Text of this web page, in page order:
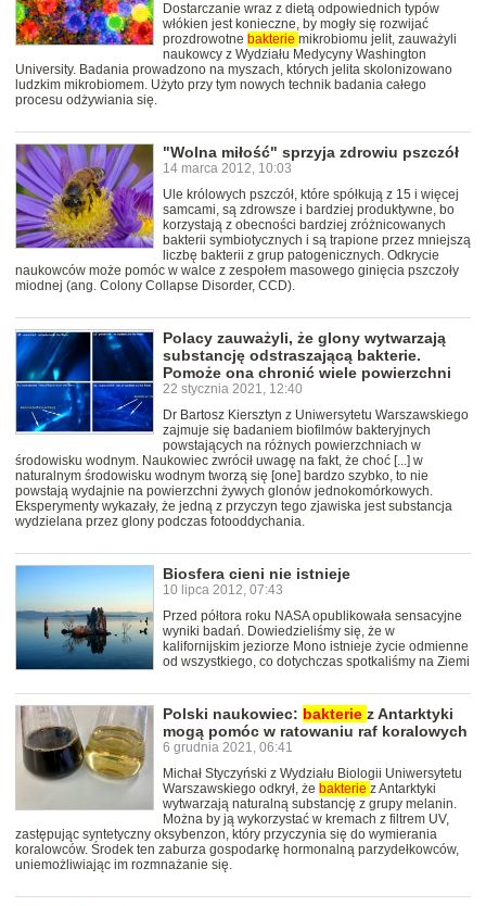
Dostarczanie wraz z dietą odpowiednich typów
włókien jest konieczne, by mogły się rozwijać
prozdrowotne bakterie mikrobiomu jelit, zauważyli
naukowcy z Wydziału Medycyny Washington
University. Badania prowadzono na myszach, których jelita skolonizowano
ludzkim mikrobiomem. Użyto przy tym nowych technik badania całego
procesu odżywiania się.
"Wolna miłość" sprzyja zdrowiu pszczół
14 marca 2012, 10:03
Ule królowych pszczół, które spółkują z 15 i więcej
samcami, są zdrowsze i bardziej produktywne, bo
korzystają z obecności bardziej zróżnicowanych
bakterii symbiotycznych i są trapione przez mniejszą
liczbę bakterii z grup patogenicznych. Odkrycie
naukowców może pomóc w walce z zespołem masowego ginięcia pszczoły
miodnej (ang. Colony Collapse Disorder, CCD).
Polacy zauważyli, że glony wytwarzają
substancję odstraszającą bakterie.
Pomoże ona chronić wiele powierzchni
22 stycznia 2021, 12:40
Dr Bartosz Kiersztyn z Uniwersytetu Warszawskiego
zajmuje się badaniem biofilmów bakteryjnych
powstających na różnych powierzchniach w
środowisku wodnym. Naukowiec zwrócił uwagę na fakt, że choć [...] w
naturalnym środowisku wodnym tworzą się [one] bardzo szybko, to nie
powstają wydajnie na powierzchni żywych glonów jednokomórkowych.
Eksperymenty wykazały, że jedną z przyczyn tego zjawiska jest substancja
wydzielana przez glony podczas fotooddychania.
Biosfera cieni nie istnieje
10 lipca 2012, 07:43
Przed półtora roku NASA opublikowała sensacyjne
wyniki badań. Dowiedzieliśmy się, że w
kalifornijskim jeziorze Mono istnieje życie odmienne
od wszystkiego, co dotychczas spotkaliśmy na Ziemi
Polski naukowiec: bakterie z Antarktyki
mogą pomóc w ratowaniu raf koralowych
6 grudnia 2021, 06:41
Michał Styczyński z Wydziału Biologii Uniwersytetu
Warszawskiego odkrył, że bakterie z Antarktyki
wytwarzają naturalną substancję z grupy melanin.
Można by ją wykorzystać w kremach z filtrem UV,
zastępując syntetyczny oksybenzon, który przyczynia się do wymierania
koralowców. Środek ten zaburza gospodarkę hormonalną parzydełkowców,
uniemożliwiając im rozmnażanie się.